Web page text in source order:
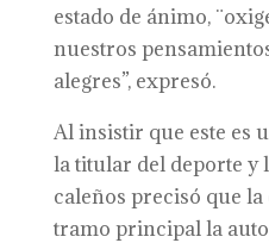
estado de ánimo,
nuestros
alegres”, expresó.
Al insistir que este es
la titular del deporte y
caleños precisó que
tramo principal la